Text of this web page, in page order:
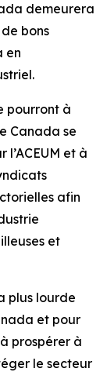
demeurera
bons
en
pourront à
Canada se
et à
afin
et
plus lourde
et pour
prospérer à
le secteur